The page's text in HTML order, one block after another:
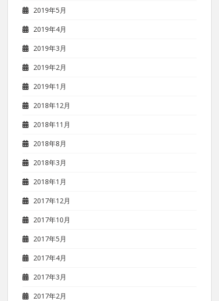
2019年5月
2019年4月
2019年3月
2019年2月
2019年1月
2018年12月
2018年11月
2018年8月
2018年3月
2018年1月
2017年12月
2017年10月
2017年5月
2017年4月
2017年3月
2017年2月